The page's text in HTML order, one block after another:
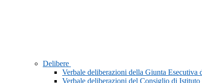
Delibere
Verbale deliberazioni della Giunta Esecutiva
Verbale deliberazioni del Consiglio di